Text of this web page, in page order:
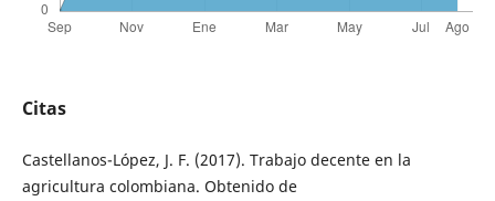
Citas
Castellanos-López, J. F. (2017). Trabajo decente en la
agricultura colombiana. Obtenido de